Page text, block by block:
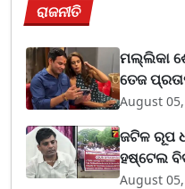
ରାଜନୀତି
ମଲ୍ଲିକା
ତେଜ
August
ଜଟିଳ ରୂପ
ହଷ୍ଟେଲ
August